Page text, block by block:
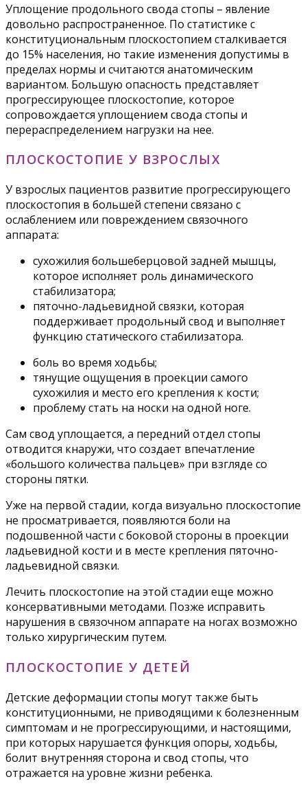
Уплощение продольного свода стопы – явление
довольно распространенное. По статистике с
конституциональным плоскостопием сталкивается
до 15% населения, но такие изменения допустимы в
пределах нормы и считаются анатомическим
вариантом. Большую опасность представляет
прогрессирующее плоскостопие, которое
сопровождается уплощением свода стопы и
перераспределением нагрузки на нее.
ПЛОСКОСТОПИЕ У ВЗРОСЛЫХ
У взрослых пациентов развитие прогрессирующего
плоскостопия в большей степени связано с
ослаблением или повреждением связочного
аппарата:
сухожилия большеберцовой задней мышцы,
которое исполняет роль динамического
стабилизатора;
пяточно-ладьевидной связки, которая
поддерживает продольный свод и выполняет
функцию статического стабилизатора.
боль во время ходьбы;
тянущие ощущения в проекции самого
сухожилия и место его крепления к кости;
проблему стать на носки на одной ноге.
Сам свод уплощается, а передний отдел стопы
отводится кнаружи, что создает впечатление
«большого количества пальцев» при взгляде со
стороны пятки.
Уже на первой стадии, когда визуально плоскостопие
не просматривается, появляются боли на
подошвенной части с боковой стороны в проекции
ладьевидной кости и в месте крепления пяточно-
ладьевидной связки.
Лечить плоскостопие на этой стадии еще можно
консервативными методами. Позже исправить
нарушения в связочном аппарате на ногах возможно
только хирургическим путем.
ПЛОСКОСТОПИЕ У ДЕТЕЙ
Детские деформации стопы могут также быть
конституционными, не приводящими к болезненным
симптомам и не прогрессирующими, и настоящими,
при которых нарушается функция опоры, ходьбы,
болит внутренняя сторона и свод стопы, что
отражается на уровне жизни ребенка.